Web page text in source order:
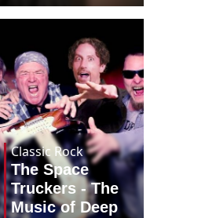
Classic Rock
The Space
Truckers - The
Music of Deep